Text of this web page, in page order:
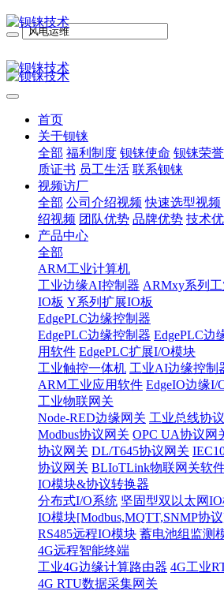
首页
关于钡铼
全部 福利制度 钡铼使命 钡铼荣誉
质证书 员工生活 联系钡铼
视频访厂
全部 公司介绍视频 快速选型视频
绍视频 团队优势 品牌优势 技术
产品中心
全部
ARM工业计算机
工业边缘AI控制器 ARMxy系列
IO板 Y系列扩展IO板
EdgePLC边缘控制器
EdgePLC边缘控制器 EdgePLC边
用软件 EdgePLC扩展I/O模块
工业触控一体机 工业AI边缘控制
ARM工业应用软件 EdgeIO边缘I/
工业物联网关
Node-RED边缘网关 工业总线协
Modbus协议网关 OPC UA协议网
协议网关 DL/T645协议网关
协议网关 BLIoTLink物联网关软
IO模块&协议转换器
分布式I/O系统 坚固型双以太网
IO模块[Modbus,MQTT,SNMP协
RS485远程IO模块 蓄电池组监测
4G远程智能终端
工业4G边缘计算路由器 4G工业
4G RTU数据采集网关